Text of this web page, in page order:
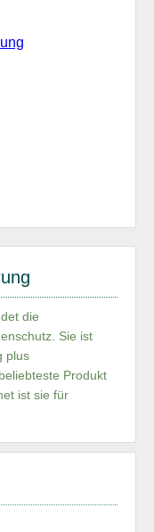
die
Sie ist
plus
Produkt
ist sie für